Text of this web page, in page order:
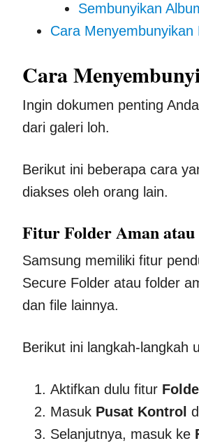
Sembunyikan
Cara Menyembunyikan
Cara
Ingin dokumen penting
dari galeri loh.
Berikut ini beberapa cara
diakses oleh orang lain.
Fitur Folder Aman atau
Samsung memiliki fitur
Secure Folder atau folder
dan file lainnya.
Berikut ini langkah-langkah
Aktifkan dulu fitur
Masuk Pusat Kontrol
Selanjutnya, masuk ke